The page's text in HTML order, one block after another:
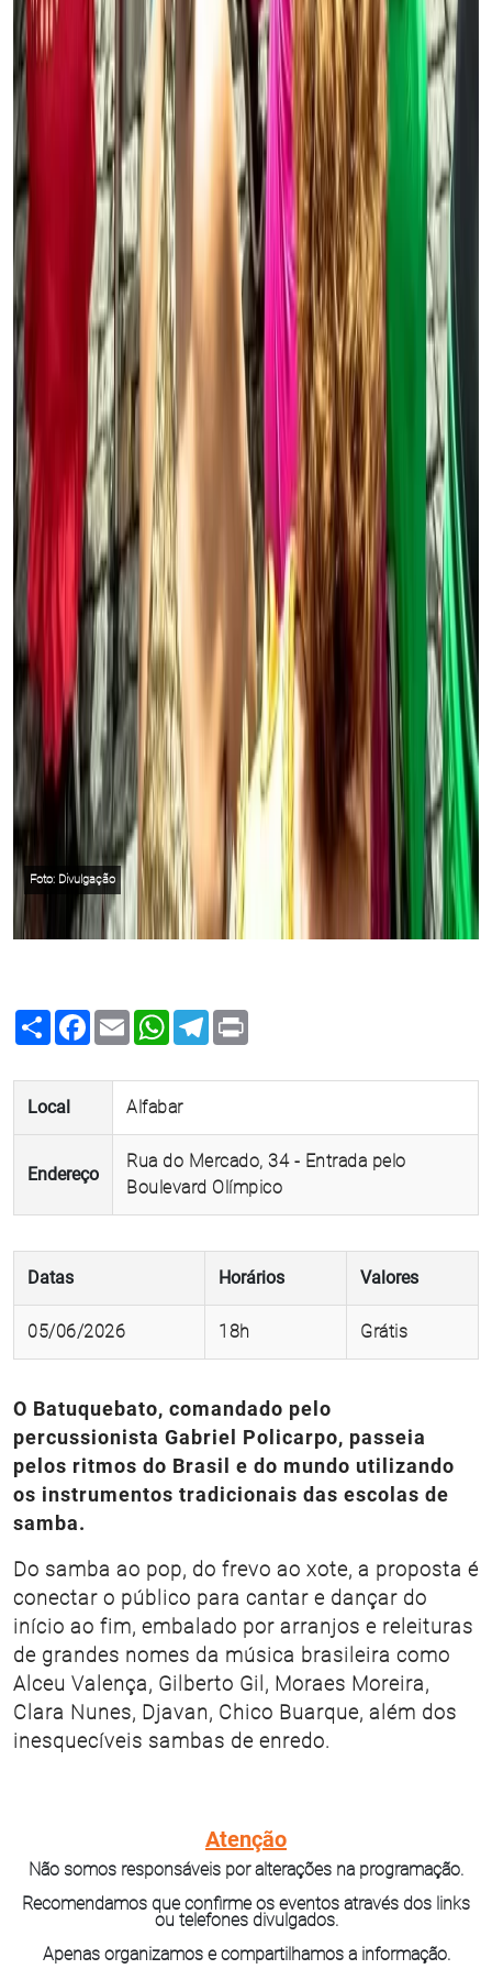
Foto: Divulgação
Share Facebook
Email WhatsApp
Telegram
Local Alfabar
Endereço
Rua do Mercado, 34 - Entrada pelo
Boulevard Olímpico
Datas Horários Valores
05/06/2026 18h Grátis
O Batuquebato, comandado pelo
percussionista Gabriel Policarpo, passeia
pelos ritmos do Brasil e do mundo utilizando
os instrumentos tradicionais das escolas de
samba.
Do samba ao pop, do frevo ao xote, a proposta é
conectar o público para cantar e dançar do
início ao fim, embalado por arranjos e releituras
de grandes nomes da música brasileira como
Alceu Valença, Gilberto Gil, Moraes Moreira,
Clara Nunes, Djavan, Chico Buarque, além dos
inesquecíveis sambas de enredo.
Atenção
Não somos responsáveis por alterações na programação.
Recomendamos que confirme os eventos através dos links
ou telefones divulgados.
Apenas organizamos e compartilhamos a informação.